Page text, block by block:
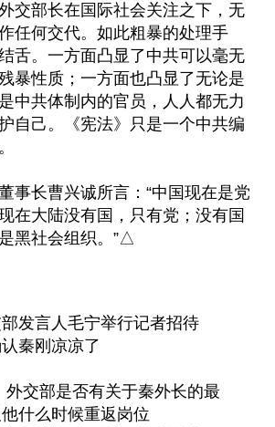
交部长在国际社会关注之下，无
任何交代。如此粗暴的处理手
舌。一方面凸显了中共可以毫无
暴性质；一方面也凸显了无论是
中共体制内的官员，人人都无力
自己。《宪法》只是一个中共编
事长曹兴诚所言：“中国现在是党
在大陆没有国，只有党；没有国
黑社会组织。”△
发言人毛宁举行记者招待
秦刚凉凉了
外交部是否有关于秦外长的最
什么时候重返岗位